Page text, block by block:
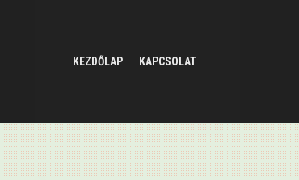
KEZDŐLAP KAPCSOLAT